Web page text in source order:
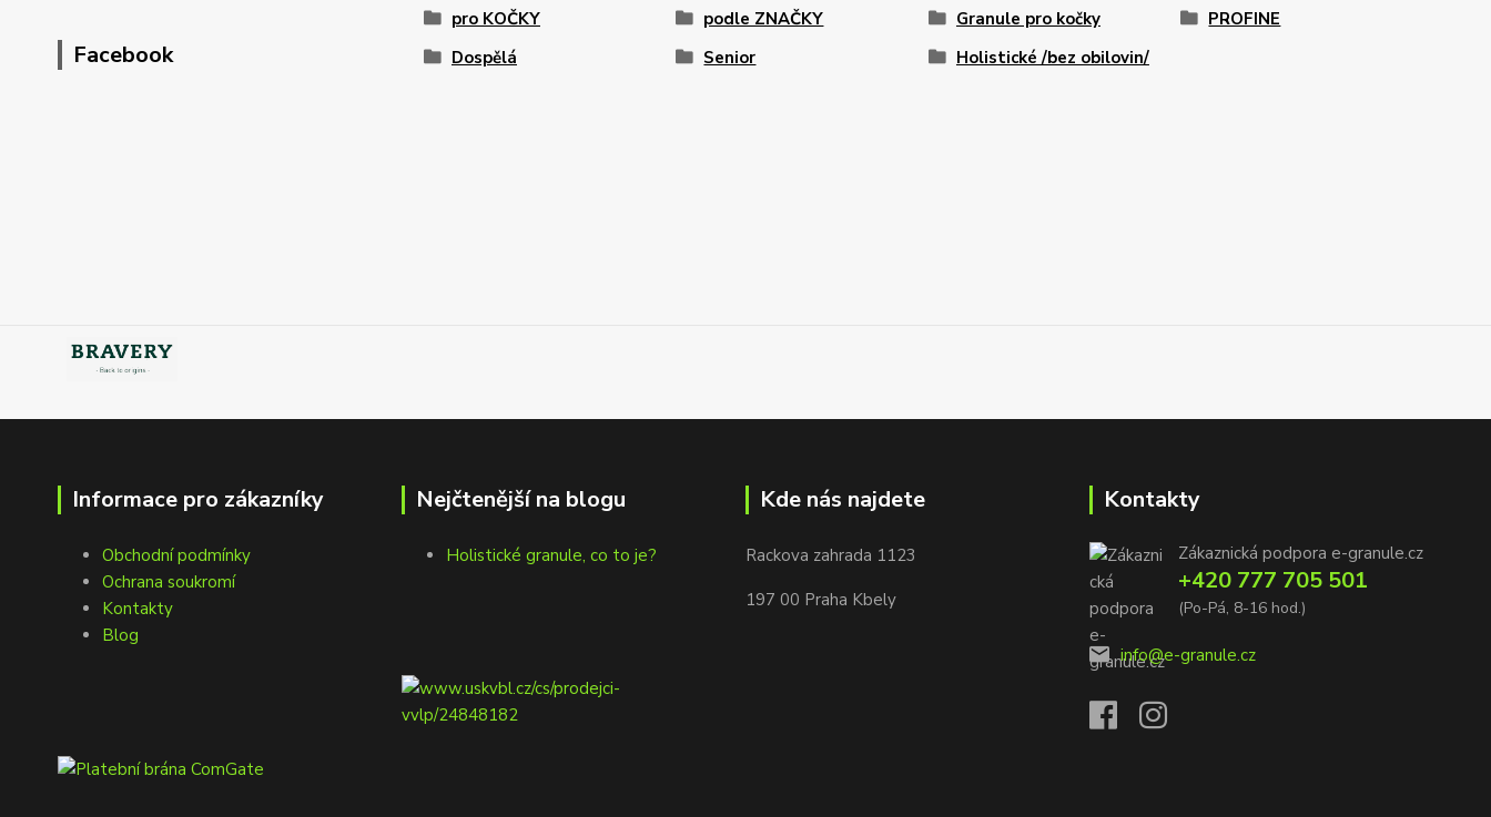
Facebook
pro KOČKY podle ZNAČKY Granule pro kočky
PROFINE
Dospělá
Senior Holistické /bez obilovin/
Informace pro zákazníky
Obchodní podmínky
Ochrana soukromí
Kontakty
Blog
Nejčtenější na blogu
Holistické granule, co to je?
Kde nás najdete
Rackova zahrada 1123
197 00 Praha Kbely
Kontakty
Zákaznická podpora e-granule.cz
+420 777 705 501
(Po-Pá, 8-16 hod.)
info@e-granule.cz